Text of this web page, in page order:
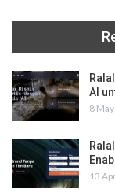
AI
8
13